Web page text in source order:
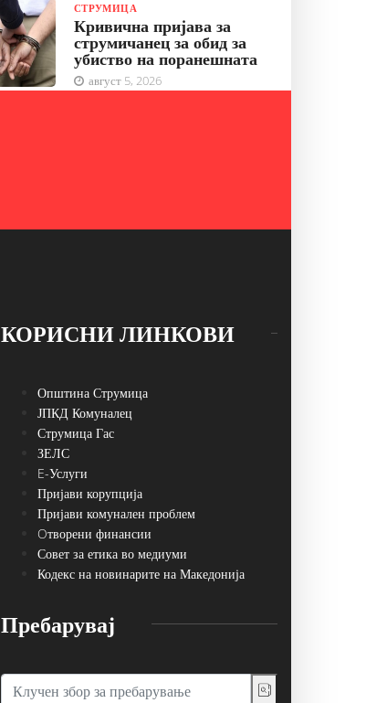
СТРУМИЦА
Кривична пријава за
струмичанец за обид за
убиство на поранешната
август 5, 2026
КОРИСНИ ЛИНКОВИ
Општина Струмица
ЈПКД Комуналец
Струмица Гас
ЗЕЛС
E-Услуги
Пријави корупција
Пријави комунален проблем
Oтворени финансии
Совет за етика во медиуми
Кодекс на новинарите на Македонија
Пребарувај